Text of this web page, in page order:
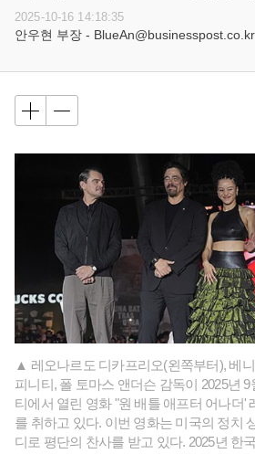
2025-10-16 14:18:35
안우현 부장 - BlueAn@businesspost.co.kr
▲ 레오나르도 디카프리오(왼쪽부터), 베
피니티, 폴 토마스 앤더슨 감독이 2025년
티에서 열린 영화 "원 배틀 애프터 어나더'
를 취하고 있다. 이번 영화는 미국의 정치
디로 평단의 찬사를 받고 있다. 2025년 한